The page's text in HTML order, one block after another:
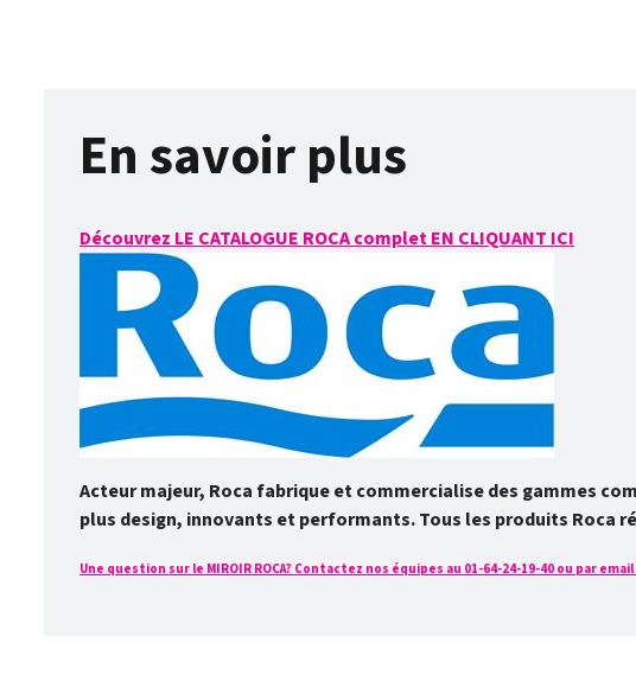
En savoir plus
Découvrez LE CATALOGUE ROCA complet EN CLIQUANT ICI
Acteur majeur, Roca fabrique et commercialise des gammes
plus design, innovants et performants. Tous les produits Roca
Une question sur le MIROIR ROCA? Contactez nos équipes au 01-64-24-19-40 ou par